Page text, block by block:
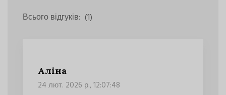
Всього відгуків: (1)
Аліна
24 лют. 2026 р., 12:07:48